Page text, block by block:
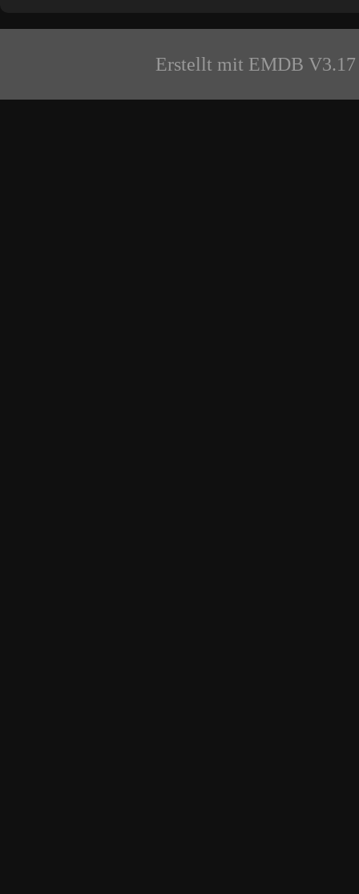
Erstellt mit EMDB V3.17